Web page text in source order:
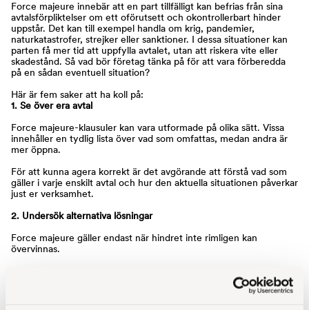
Force majeure innebär att en part tillfälligt kan befrias från sina
avtalsförpliktelser om ett oförutsett och okontrollerbart hinder
uppstår. Det kan till exempel handla om krig, pandemier,
naturkatastrofer, strejker eller sanktioner. I dessa situationer kan
parten få mer tid att uppfylla avtalet, utan att riskera vite eller
skadestånd. Så vad bör företag tänka på för att vara förberedda
på en sådan eventuell situation?
Här är fem saker att ha koll på:
1. Se över era avtal
Force majeure-klausuler kan vara utformade på olika sätt. Vissa
innehåller en tydlig lista över vad som omfattas, medan andra är
mer öppna.
För att kunna agera korrekt är det avgörande att förstå vad som
gäller i varje enskilt avtal och hur den aktuella situationen påverkar
just er verksamhet.
2. Undersök alternativa lösningar
Force majeure gäller endast när hindret inte rimligen kan
övervinnas.
annat sätt, till exempel genom alternativa leveranser eller